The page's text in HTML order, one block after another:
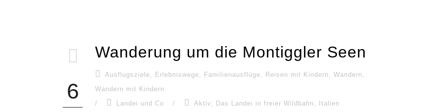
6
Wanderung um die Montiggler Seen
Ausflugsziele, Erlebniswege, Familienausflüge, Reisen mit Kindern, Wandern,
Wandern mit Kindern
/
Landei und Co / Aktiv, Das Landei in freier Wildbahn, Italien